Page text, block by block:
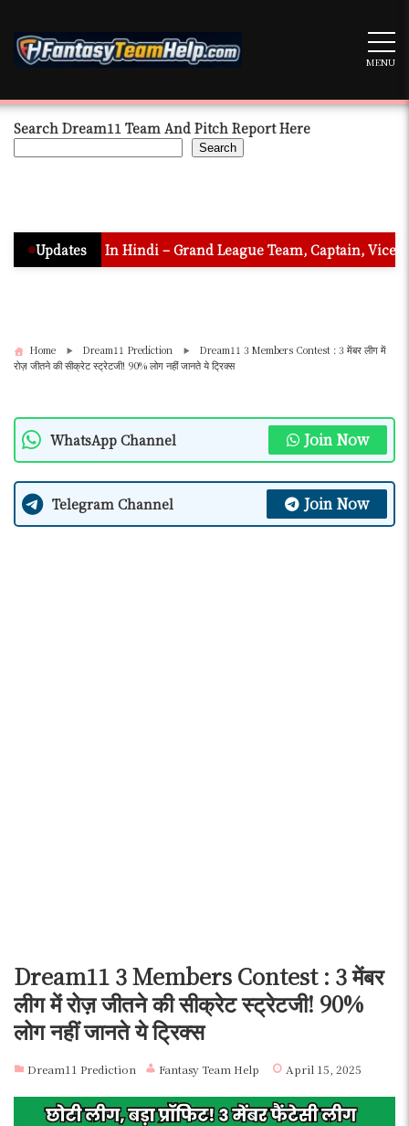
content
MENU
Search Dream11 Team And Pitch Report Here
Search
Updates
In Hindi – Grand League Team, Captain, Vice Captain
Home Dream11 Prediction
Dream11 3 Members Contest : 3 मेंबर लीग में
रोज़ जीतने की सीक्रेट स्ट्रेटजी! 90% लोग नहीं जानते ये ट्रिक्स
WhatsApp Channel Join Now
Telegram Channel Join Now
Dream11 3 Members Contest : 3 मेंबर
लीग में रोज़ जीतने की सीक्रेट स्ट्रेटजी! 90%
लोग नहीं जानते ये ट्रिक्स
Dream11 Prediction Fantasy Team Help April 15, 2025